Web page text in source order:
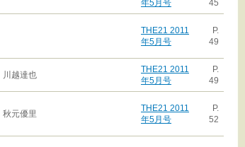
年5月号
45
THE21 2011
年5月号
P.
49
川越達也
THE21 2011
年5月号
P.
49
秋元優里
THE21 2011
年5月号
P.
52